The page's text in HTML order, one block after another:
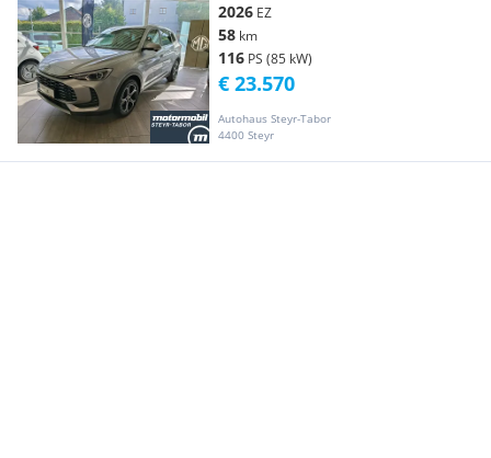
2026 EZ
58 km
116 PS (85 kW)
Autohaus Steyr-Tabor
4400 Steyr
€ 23.570